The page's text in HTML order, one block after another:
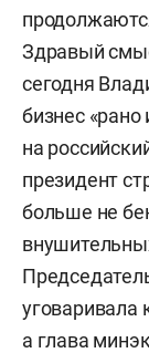
Здравый
сегодня
бизнес «рано
на
президент
больше не
уговаривала
а глава